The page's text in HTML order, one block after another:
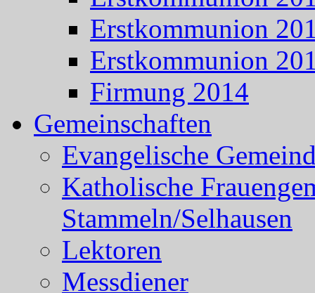
Erstkommunion
Erstkommunion
Firmung 2014
Gemeinschaften
Evangelische
Katholische
Stammeln/Selhausen
Lektoren
Messdiener